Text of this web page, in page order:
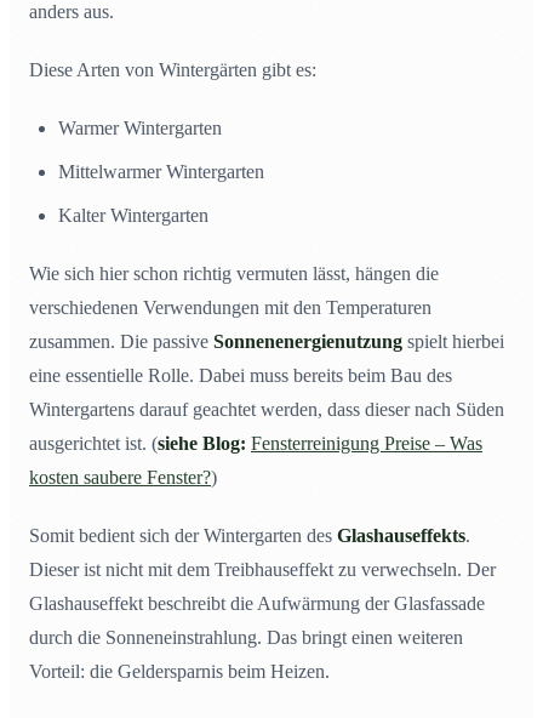
anders aus.
Diese Arten von Wintergärten gibt es:
Warmer Wintergarten
Mittelwarmer Wintergarten
Kalter Wintergarten
Wie sich hier schon richtig vermuten lässt, hängen die
verschiedenen Verwendungen mit den Temperaturen
zusammen. Die passive Sonnenenergienutzung spielt hierbei
eine essentielle Rolle. Dabei muss bereits beim Bau des
Wintergartens darauf geachtet werden, dass dieser nach Süden
ausgerichtet ist. (siehe Blog: Fensterreinigung Preise – Was
kosten saubere Fenster?)
Somit bedient sich der Wintergarten des Glashauseffekts.
Dieser ist nicht mit dem Treibhauseffekt zu verwechseln. Der
Glashauseffekt beschreibt die Aufwärmung der Glasfassade
durch die Sonneneinstrahlung. Das bringt einen weiteren
Vorteil: die Geldersparnis beim Heizen.